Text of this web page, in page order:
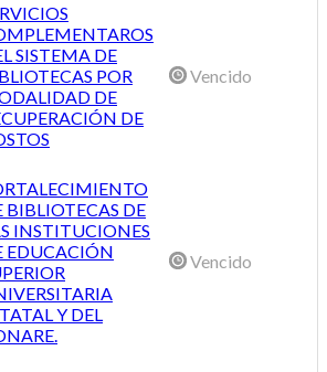
SISTEMA DE
POR
DE
DE
Vencido
BIBLIOTECAS DE
INSTITUCIONES
EDUCACIÓN
Y DEL
Vencido